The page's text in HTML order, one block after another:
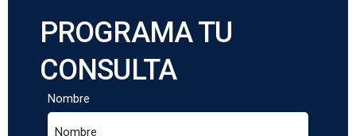
PROGRAMA TU
CONSULTA
Nombre